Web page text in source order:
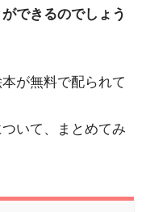
できるのでしょう
が無料で配られて
ついて、まとめてみ